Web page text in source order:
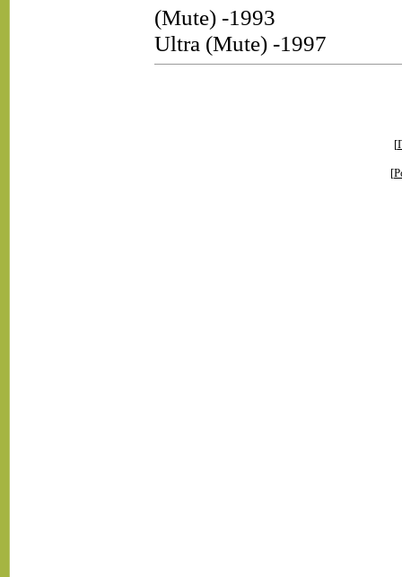
(Mute) -1993
Ultra (Mute) -1997
[
[